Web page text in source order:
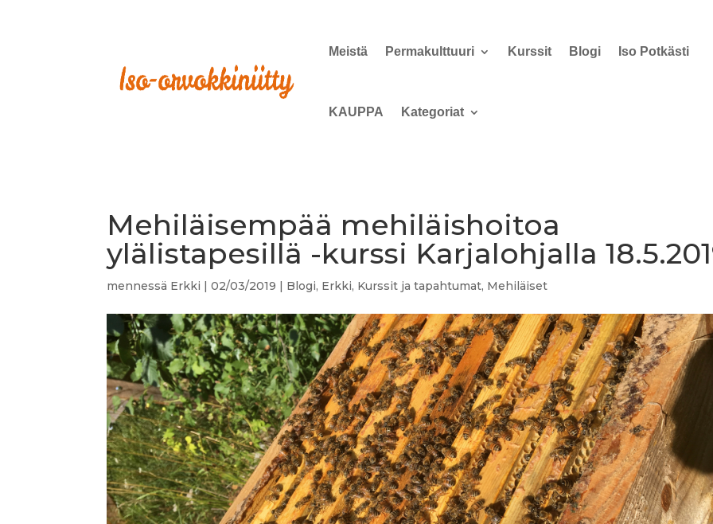
Meistä Permakulttuuri Kurssit Blogi Iso Potkästi
KAUPPA Kategoriat
Mehiläisempää mehiläishoitoa
ylälistapesillä -kurssi Karjalohjalla
mennessä Erkki |02/03/2019 | Blogi, Erkki, Kurssit ja tapahtumat, Mehiläiset